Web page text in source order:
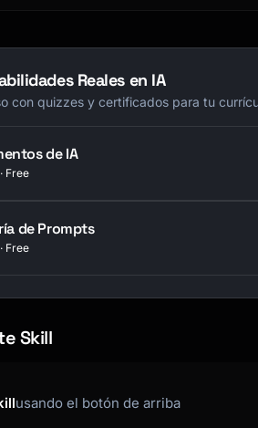
Reales en IA
con quizzes y certificados para tu
de IA
Free
de Prompts
Free
Skill
usando el botón de arriba